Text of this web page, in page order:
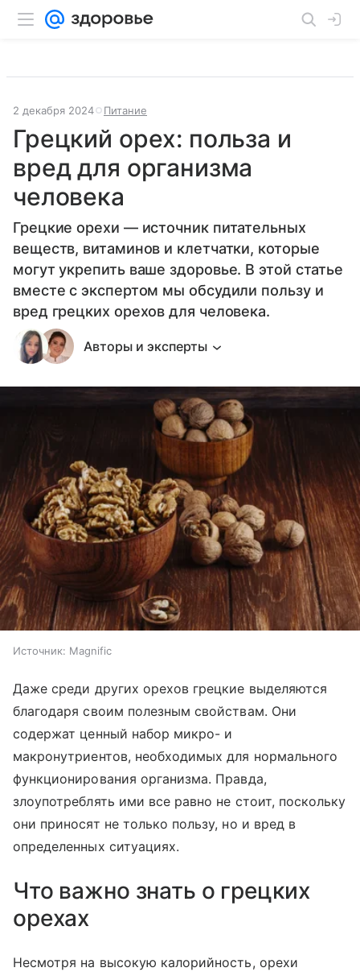
2 декабря 2024 Питание
Грецкий орех: польза и
вред для организма
человека
Грецкие орехи — источник питательных
веществ, витаминов и клетчатки, которые
могут укрепить ваше здоровье. В этой статье
вместе с экспертом мы обсудили пользу и
вред грецких орехов для человека.
Авторы и эксперты
Источник: Magnific
Даже среди других орехов грецкие выделяются
благодаря своим полезным свойствам. Они
содержат ценный набор микро- и
макронутриентов, необходимых для нормального
функционирования организма. Правда,
злоупотреблять ими все равно не стоит, поскольку
они приносят не только пользу, но и вред в
определенных ситуациях.
Что важно знать о грецких
орехах
Несмотря на высокую калорийность, орехи